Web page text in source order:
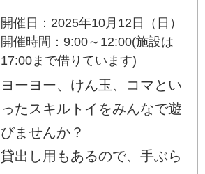
開催日：2025年10月12日（日）
開催時間：9:00～12:00(施設は
17:00まで借りています)
ヨーヨー、けん玉、コマとい
ったスキルトイをみんなで遊
びませんか？
貸出し用もあるので、手ぶら